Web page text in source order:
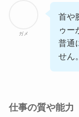
ガメ
首や
ゥー
普通
せん。
仕事の質や能力